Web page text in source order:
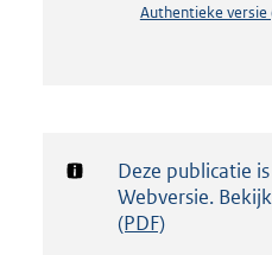
Authentieke versie
Notificatie:
Deze publicatie
Webversie.
(PDF)